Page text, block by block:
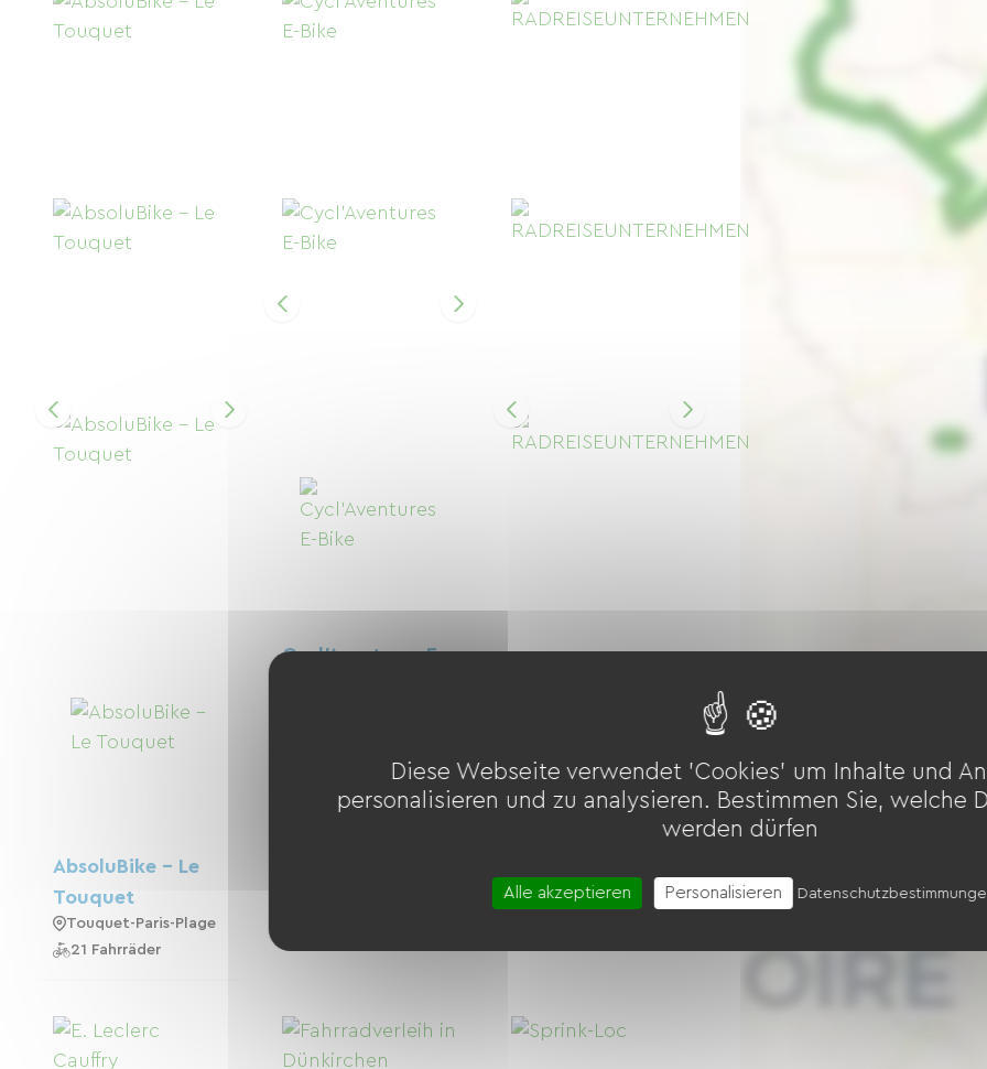
AbsoluBike - Le
Touquet
Touquet-Paris-Plage
21 Fahrräder
Cycl'Aventures E-
Lille
Diese Webseite verwendet 'Cookies' um Inhalte und
personalisieren und zu analysieren. Bestimmen Sie, welche
werden dürfen
Alle akzeptieren Personalisieren